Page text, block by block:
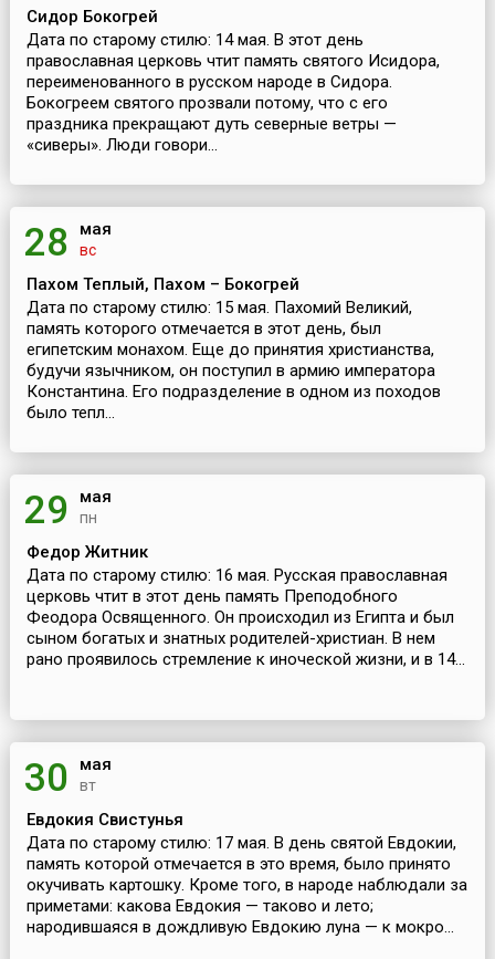
Сидор Бокогрей
Дата по старому стилю: 14 мая. В этот день
православная церковь чтит память святого Исидора,
переименованного в русском народе в Сидора.
Бокогреем святого прозвали потому, что с его
праздника прекращают дуть северные ветры —
«сиверы». Люди говори...
28 мая
вс
Пахом Теплый, Пахом – Бокогрей
Дата по старому стилю: 15 мая. Пахомий Великий,
память которого отмечается в этот день, был
египетским монахом. Еще до принятия христианства,
будучи язычником, он поступил в армию императора
Константина. Его подразделение в одном из походов
было тепл...
29 мая
пн
Федор Житник
Дата по старому стилю: 16 мая. Русская православная
церковь чтит в этот день память Преподобного
Феодора Освященного. Он происходил из Египта и был
сыном богатых и знатных родителей-христиан. В нем
рано проявилось стремление к иноческой жизни, и в 14...
30 мая
вт
Евдокия Свистунья
Дата по старому стилю: 17 мая. В день святой Евдокии,
память которой отмечается в это время, было принято
окучивать картошку. Кроме того, в народе наблюдали за
приметами: какова Евдокия — таково и лето;
народившаяся в дождливую Евдокию луна — к мокро...